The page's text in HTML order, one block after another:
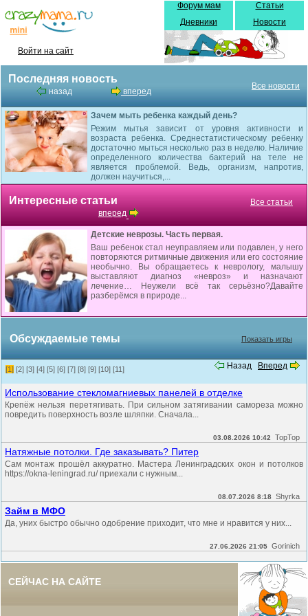
Войти на сайт
Форум мам
Дневники
Статьи
Новости
Последняя новость
назад вперед
Все новости
Зачем мыть ребенка каждый день?
Режим мытья зависит от уровня активности и
возраста ребенка. Среднестатистическому ребенку
достаточно мыться несколько раз в неделю. Наличие
определенного количества бактерий на теле не
является проблемой. Ведь, организм, напротив,
должен научиться,...
Интересные статьи
вперед
Все статьи
Детские неврозы. Часть первая.
Ваш ребенок стал неуправляем или подавлен, у него
повторяются ритмичные движения или его состояние
необычно. Вы обращаетесь к неврологу, малышу
выставляют диагноз «невроз» и назначают
лечение… Неужели всё так серьёзно?Давайте
разберёмся в природе...
Обсуждаемые темы Показать игры
Назад Вперед
[1] [2] [3] [4] [5] [6] [7] [8] [9] [10] [11]
Использование стекломагниевых панелей в отделке
Крепёж нельзя перетягивать. При сильном затягивании самореза можно
повредить поверхность возле шляпки. Сначала...
03.08.2026 10:42 TopTop
Натяжные потолки. Где заказывать? Питер
Сам монтаж прошёл аккуратно. Мастера Ленинградских окон и потолков
https://okna-leningrad.ru/ приехали с нужным...
08.07.2026 8:18 Shyrka
Займ в МФО
Да, уних быстро обычно одобрение приходит, что мне и нравится у них...
27.06.2026 21:05 Gorinich
СЕЙЧАС НА САЙТЕ